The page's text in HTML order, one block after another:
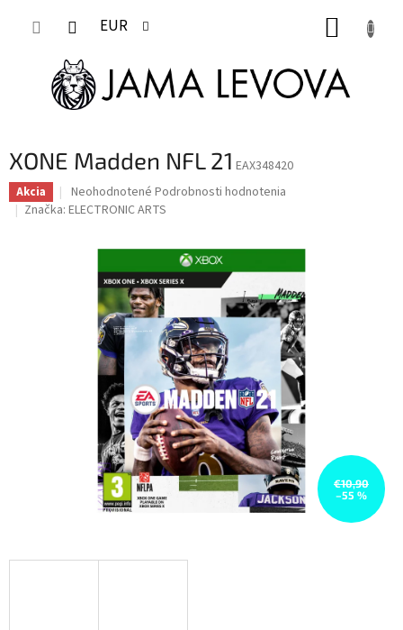
EUR
XONE Madden NFL 21 EAX348420
Akcia
Priemerné
hodnotenie
hviezdičiek.
Neohodnotené Podrobnosti hodnotenia
Značka: ELECTRONIC ARTS
€10,90
–55 %